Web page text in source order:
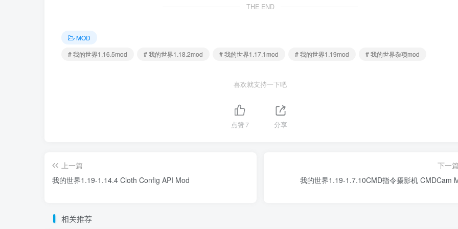
THE END
MOD
# 我的世界1.16.5mod
# 我的世界1.18.2mod # 我的世界1.17.1mod # 我的世界1.19mod # 我的世界杂项mod
喜欢就支持一下吧
点赞7 分享
上一篇
我的世界1.19-1.14.4 Cloth Config API Mod
下一篇
我的世界1.19-1.7.10CMD指令摄影机 CMDCam
相关推荐